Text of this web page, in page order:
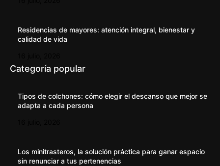
Residencias de mayores: atención integral, bienestar y
calidad de vida
Categoría popular
Tipos de colchones: cómo elegir el descanso que mejor se
adapta a cada persona
Los minitrasteros, la solución práctica para ganar espacio
sin renunciar a tus pertenencias